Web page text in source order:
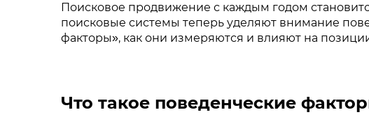
Поисковое продвижение с каждым годом
поисковые системы теперь уделяют внимание
факторы», как они измеряются и влияют на
Что такое поведенческие